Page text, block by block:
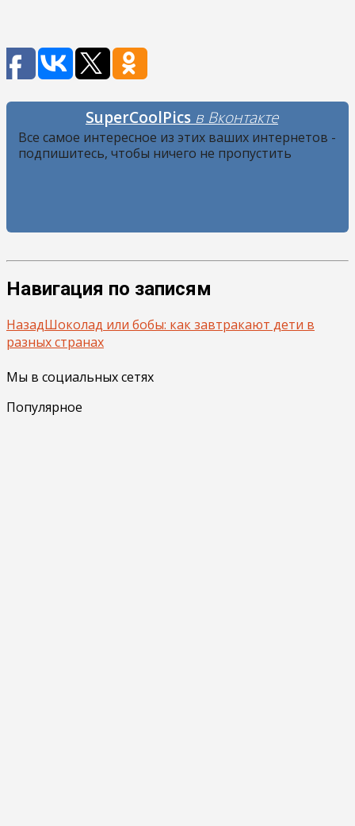
SuperCoolPics в Вконтакте
Все самое интересное из этих ваших интернетов -
подпишитесь, чтобы ничего не пропустить
Навигация по записям
НазадШоколад или бобы: как завтракают дети в
разных странах
Мы в социальных сетях
Популярное